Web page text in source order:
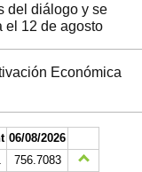
del diálogo y se
el 12 de agosto
Económica
06/08/2026
756.7083